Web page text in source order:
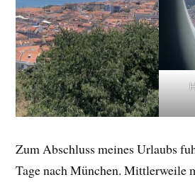
Zum Abschluss meines Urlaubs
Tage nach München. Mittlerweile